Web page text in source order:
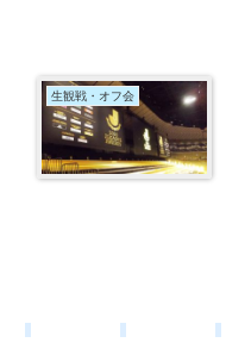
生観戦・オフ会